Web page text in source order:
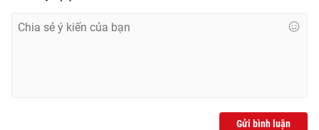
thông tin từ website này.
Gửi bình luận